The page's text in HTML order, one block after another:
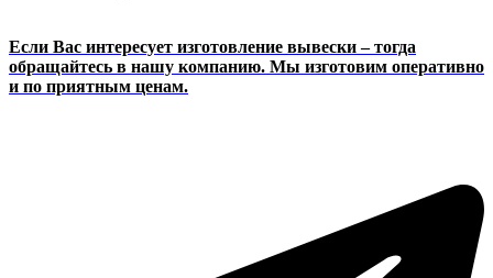
Если Вас интересует изготовление вывески – тогда
обращайтесь в нашу компанию. Мы изготовим оперативно
и по приятным ценам.